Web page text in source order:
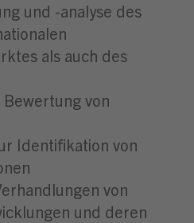
und -analyse des
als auch des
von
Identifikation von
von
und deren